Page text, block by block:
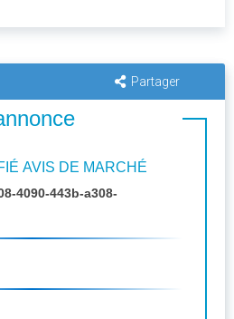
Partager
AVIS DE MARCHÉ
4090-443b-a308-